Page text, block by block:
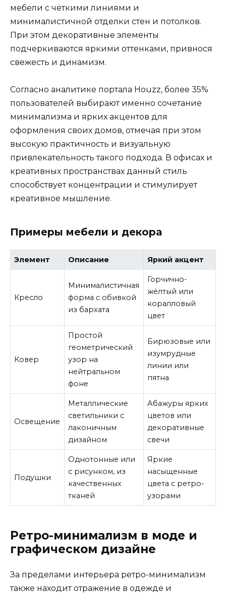
мебели с чёткими линиями и
минималистичной отделки стен и потолков.
При этом декоративные элементы
подчеркиваются яркими оттенками, привнося
свежесть и динамизм.
Согласно аналитике портала Houzz, более 35%
пользователей выбирают именно сочетание
минимализма и ярких акцентов для
оформления своих домов, отмечая при этом
высокую практичность и визуальную
привлекательность такого подхода. В офисах и
креативных пространствах данный стиль
способствует концентрации и стимулирует
креативное мышление.
Примеры мебели и декора
Элемент Описание Яркий акцент
Кресло
Минималистичная
форма с обивкой
из бархата
Горчично-
жёлтый или
коралловый
цвет
Ковер
Простой
геометрический
узор на
нейтральном
фоне
Бирюзовые или
изумрудные
линии или
пятна
Освещение
Металлические
светильники с
лаконичным
дизайном
Абажуры ярких
цветов или
декоративные
свечи
Подушки
Однотонные или
с рисунком, из
качественных
тканей
Яркие
насыщенные
цвета с ретро-
узорами
Ретро-минимализм в моде и
графическом дизайне
За пределами интерьера ретро-минимализм
также находит отражение в одежде и